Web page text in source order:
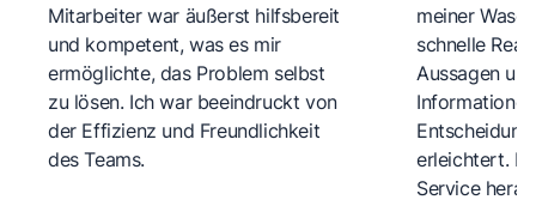
Mitarbeiter war äußerst hilfsbereit
und kompetent, was es mir
ermöglichte, das Problem selbst
zu lösen. Ich war beeindruckt von
der Effizienz und Freundlichkeit
des Teams.
meiner
schnelle
Aussagen
erleichtert.
Service